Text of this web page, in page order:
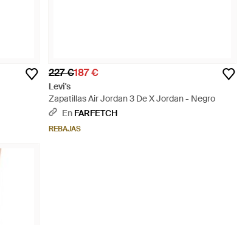
227 €187 €
Levi's
Zapatillas Air Jordan 3 De X Jordan - Negro
En FARFETCH
REBAJAS